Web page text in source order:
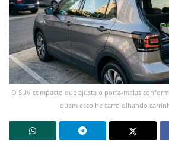
O SUV compacto que ajusta o porta-malas
quem escolhe carro olhando